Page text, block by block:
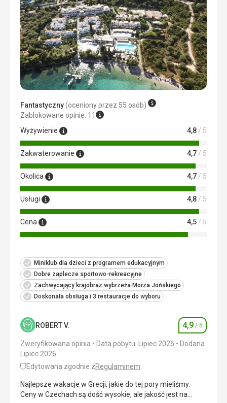
Fantastyczny(oceniony przez 55 osób)
Zablokowane opinie: 11
Wyżywienie
4,8 / 5
Zakwaterowanie 4,7 / 5
Okolica 4,7 / 5
Usługi 4,8 / 5
Cena 4,5 / 5
Miniklub dla dzieci z programem edukacyjnym
Dobre zaplecze sportowo-rekreacyjne
Zachwycający krajobraz wybrzeża Morza Jońskiego
Doskonała obsługa i 3 restauracje do wyboru
ROBERT V. Ocena
4,9 / 5
Zweryfikowana opinia Data pobytu: Lipiec 2026
Dodana
Lipiec 2026
Edytowana zgodnie zRegulaminem
Najlepsze wakacje w Grecji, jakie do tej pory mieliśmy.
Ceny w Czechach są dość wysokie, ale jakość jest na